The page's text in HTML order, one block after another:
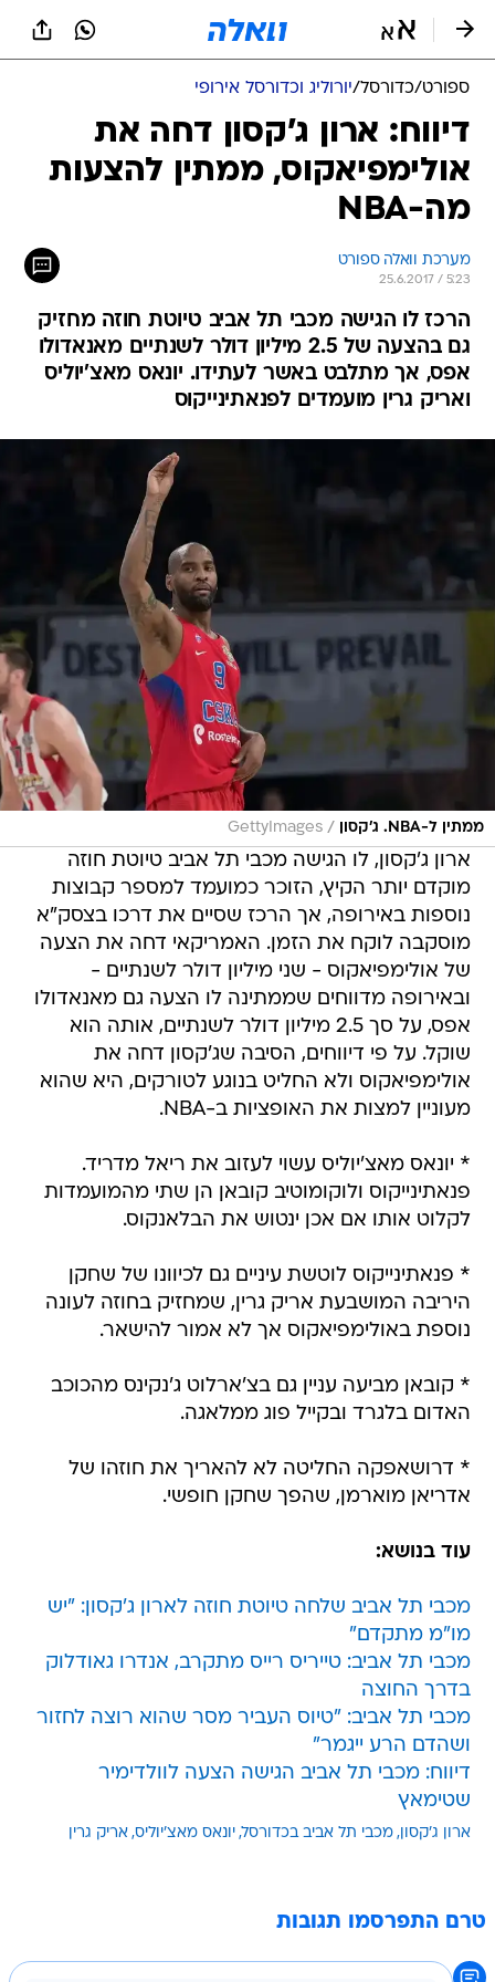
ספורט/כדורסל/יורוליג וכדורסל אירופי
דיווח: ארון ג'קסון דחה את
אולימפיאקוס, ממתין להצעות
מה-NBA
מערכת וואלה ספורט
25.6.2017 / 5:23
הרכז לו הגישה מכבי תל אביב טיוטת חוזה מחזיק
גם בהצעה של 2.5 מיליון דולר לשנתיים מאנאדולו
אפס, אך מתלבט באשר לעתידו. יונאס מאצ'יוליס
ואריק גרין מועמדים לפנאתינייקוס
ממתין ל-NBA. ג'קסון /
GettyImages
ארון ג'קסון, לו הגישה מכבי תל אביב טיוטת חוזה
מוקדם יותר הקיץ, הזוכר כמועמד למספר קבוצות
נוספות באירופה, אך הרכז שסיים את דרכו בצסק"א
מוסקבה לוקח את הזמן. האמריקאי דחה את הצעה
של אולימפיאקוס - שני מיליון דולר לשנתיים -
ובאירופה מדווחים שממתינה לו הצעה גם מאנאדולו
אפס, על סך 2.5 מיליון דולר לשנתיים, אותה הוא
שוקל. על פי דיווחים, הסיבה שג'קסון דחה את
אולימפיאקוס ולא החליט בנוגע לטורקים, היא שהוא
מעוניין למצות את האופציות ב-NBA.
* יונאס מאצ'יוליס עשוי לעזוב את ריאל מדריד.
פנאתינייקוס ולוקומוטיב קובאן הן שתי מהמועמדות
לקלוט אותו אם אכן ינטוש את הבלאנקוס.
* פנאתינייקוס לוטשת עיניים גם לכיוונו של שחקן
היריבה המושבעת אריק גרין, שמחזיק בחוזה לעונה
נוספת באולימפיאקוס אך לא אמור להישאר.
* קובאן מביעה עניין גם בצ'ארלוט ג'נקינס מהכוכב
האדום בלגרד ובקייל פוג ממלאגה.
* דרושאפקה החליטה לא להאריך את חוזהו של
אדריאן מוארמן, שהפך שחקן חופשי.
עוד בנושא:
מכבי תל אביב שלחה טיוטת חוזה לארון ג'קסון: "יש
מו"מ מתקדם"
מכבי תל אביב: טייריס רייס מתקרב, אנדרו גאודלוק
בדרך החוצה
מכבי תל אביב: "טיוס העביר מסר שהוא רוצה לחזור
ושהדם הרע ייגמר"
דיווח: מכבי תל אביב הגישה הצעה לוולדימיר
שטימאץ
ארון ג'קסון מכבי תל אביב בכדורסל יונאס מאצ'יוליס אריק גרין
טרם התפרסמו תגובות